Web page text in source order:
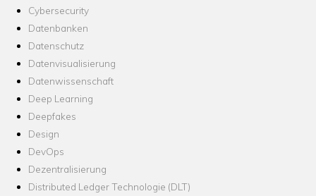
Cybersecurity
Datenbanken
Datenschutz
Datenvisualisierung
Datenwissenschaft
Deep Learning
Deepfakes
Design
DevOps
Dezentralisierung
Distributed Ledger Technologie (DLT)